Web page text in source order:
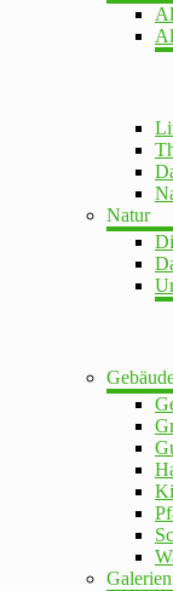
Natur
Galerien